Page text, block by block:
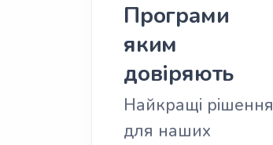
Програми
яким
довіряють
Найкращі рішення
для наших